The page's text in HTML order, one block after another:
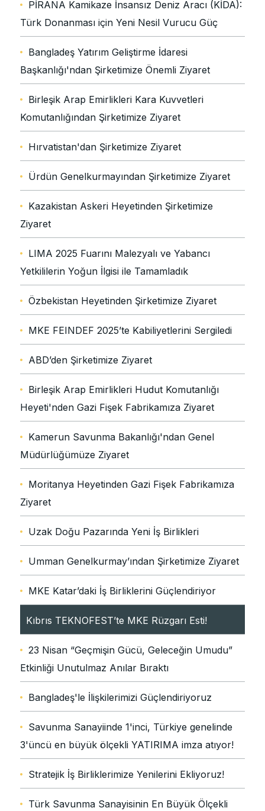
PİRANA Kamikaze İnsansız Deniz Aracı (KİDA):
Türk Donanması için Yeni Nesil Vurucu Güç
Bangladeş Yatırım Geliştirme İdaresi
Başkanlığı'ndan Şirketimize Önemli Ziyaret
Birleşik Arap Emirlikleri Kara Kuvvetleri
Komutanlığından Şirketimize Ziyaret
Hırvatistan'dan Şirketimize Ziyaret
Ürdün Genelkurmayından Şirketimize Ziyaret
Kazakistan Askeri Heyetinden Şirketimize
Ziyaret
LIMA 2025 Fuarını Malezyalı ve Yabancı
Yetkililerin Yoğun İlgisi ile Tamamladık
Özbekistan Heyetinden Şirketimize Ziyaret
MKE FEINDEF 2025’te Kabiliyetlerini Sergiledi
ABD’den Şirketimize Ziyaret
Birleşik Arap Emirlikleri Hudut Komutanlığı
Heyeti'nden Gazi Fişek Fabrikamıza Ziyaret
Kamerun Savunma Bakanlığı'ndan Genel
Müdürlüğümüze Ziyaret
Moritanya Heyetinden Gazi Fişek Fabrikamıza
Ziyaret
Uzak Doğu Pazarında Yeni İş Birlikleri
Umman Genelkurmay’ından Şirketimize Ziyaret
MKE Katar’daki İş Birliklerini Güçlendiriyor
Kıbrıs TEKNOFEST’te MKE Rüzgarı Esti!
23 Nisan “Geçmişin Gücü, Geleceğin Umudu”
Etkinliği Unutulmaz Anılar Bıraktı
Bangladeş'le İlişkilerimizi Güçlendiriyoruz
Savunma Sanayiinde 1'inci, Türkiye genelinde
3'üncü en büyük ölçekli YATIRIMA imza atıyor!
Stratejik İş Birliklerimize Yenilerini Ekliyoruz!
Türk Savunma Sanayisinin En Büyük Ölçekli